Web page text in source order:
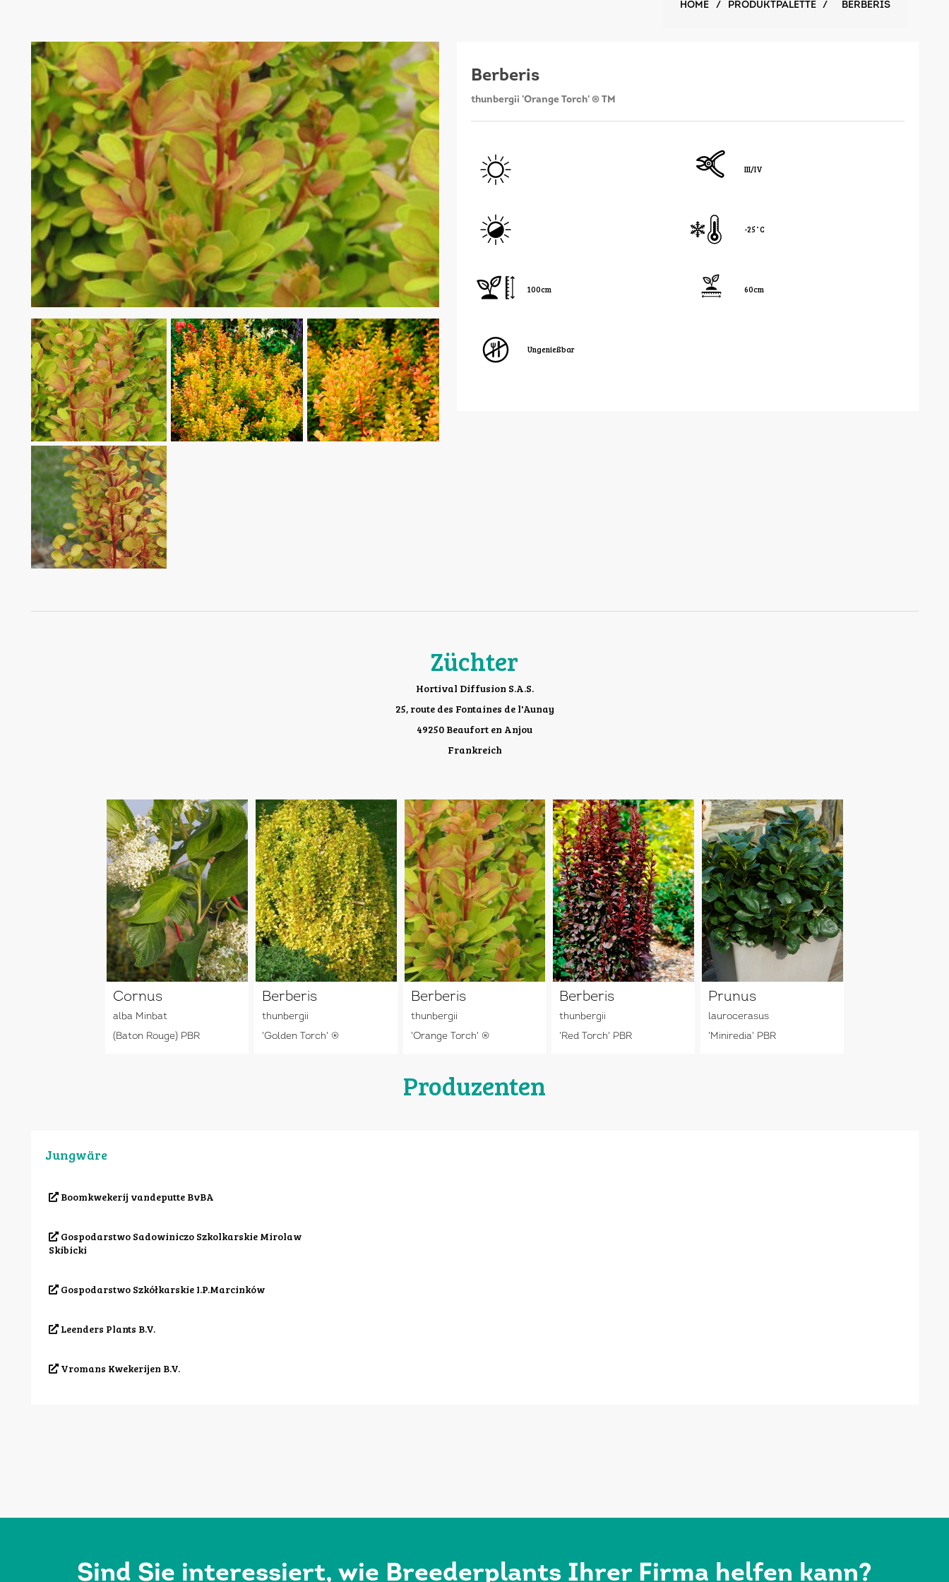
HOME / PRODUKTPALETTE / BERBERIS
Berberis
thunbergii 'Orange Torch' ® TM
III/IV
-25˚C
100cm 60cm
Ungenießbar
Züchter
Hortival Diffusion S.A.S.
25, route des Fontaines de l'Aunay
49250 Beaufort en Anjou
Frankreich
Cornus
alba Minbat
(Baton Rouge) PBR
Berberis
thunbergii
'Golden Torch' ®
Berberis
thunbergii
'Orange Torch' ®
Berberis
thunbergii
'Red Torch' PBR
Prunus
laurocerasus
'Miniredia' PBR
Produzenten
Jungwäre
Boomkwekerij vandeputte BvBA
Gospodarstwo Sadowiniczo Szkolkarskie Mirolaw
Skibicki
Gospodarstwo Szkółkarskie I.P.Marcinków
Leenders Plants B.V.
Vromans Kwekerijen B.V.
Sind Sie interessiert, wie Breederplants Ihrer Firma helfen kann?